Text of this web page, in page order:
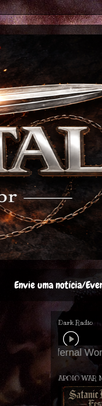
Envie uma notícia/
Dark Radio
APOIO WAR